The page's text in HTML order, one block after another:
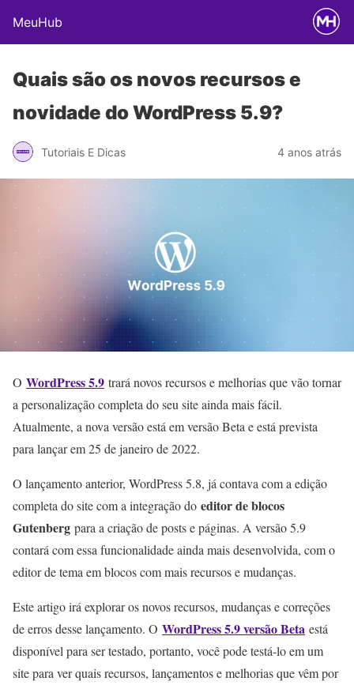
MeuHub
Quais são os novos recursos e
novidade do WordPress 5.9?
Tutoriais E Dicas 4 anos atrás
O WordPress 5.9 trará novos recursos e melhorias que vão tornar
a personalização completa do seu site ainda mais fácil.
Atualmente, a nova versão está em versão Beta e está prevista
para lançar em 25 de janeiro de 2022.
O lançamento anterior, WordPress 5.8, já contava com a edição
completa do site com a integração do editor de blocos
Gutenberg para a criação de posts e páginas. A versão 5.9
contará com essa funcionalidade ainda mais desenvolvida, com o
editor de tema em blocos com mais recursos e mudanças.
Este artigo irá explorar os novos recursos, mudanças e correções
de erros desse lançamento. O WordPress 5.9 versão Beta está
disponível para ser testado, portanto, você pode testá-lo em um
site para ver quais recursos, lançamentos e melhorias que vêm por